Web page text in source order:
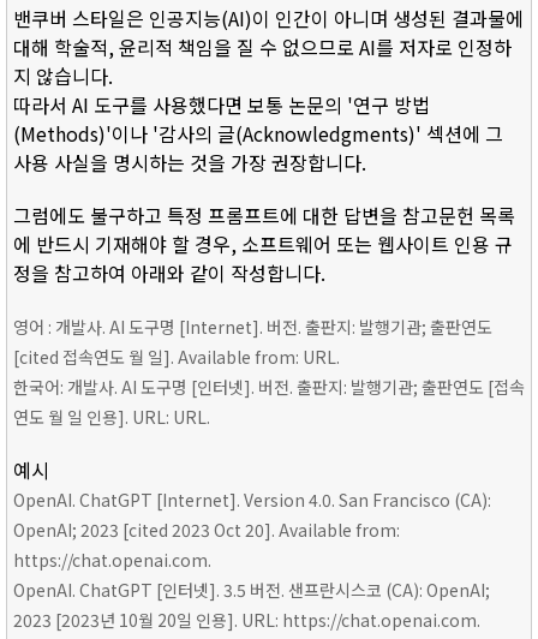
밴쿠버 스타일은 인공지능(AI)이 인간이 아니며 생성된 결과물에
대해 학술적, 윤리적 책임을 질 수 없으므로 AI를 저자로 인정하
지 않습니다.
따라서 AI 도구를 사용했다면 보통 논문의 '연구 방법
(Methods)'이나 '감사의 글(Acknowledgments)' 섹션에 그
사용 사실을 명시하는 것을 가장 권장합니다.
그럼에도 불구하고 특정 프롬프트에 대한 답변을 참고문헌 목록
에 반드시 기재해야 할 경우, 소프트웨어 또는 웹사이트 인용 규
정을 참고하여 아래와 같이 작성합니다.
영어 : 개발사. AI 도구명 [Internet]. 버전. 출판지: 발행기관; 출판연도
[cited 접속연도 월 일]. Available from: URL.
한국어: 개발사. AI 도구명 [인터넷]. 버전. 출판지: 발행기관; 출판연도 [접속
연도 월 일 인용]. URL: URL.
예시
OpenAI. ChatGPT [Internet]. Version 4.0. San Francisco (CA):
OpenAI; 2023 [cited 2023 Oct 20]. Available from:
https://chat.openai.com.
OpenAI. ChatGPT [인터넷]. 3.5 버전. 샌프란시스코 (CA): OpenAI;
2023 [2023년 10월 20일 인용]. URL: https://chat.openai.com.